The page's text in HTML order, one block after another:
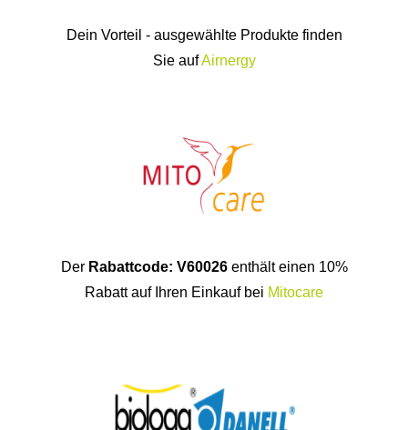
Dein Vorteil - ausgewählte Produkte finden
Sie aufAirnergy
Der Rabattcode: V60026 enthält einen 10%
Rabatt auf Ihren Einkauf bei Mitocare